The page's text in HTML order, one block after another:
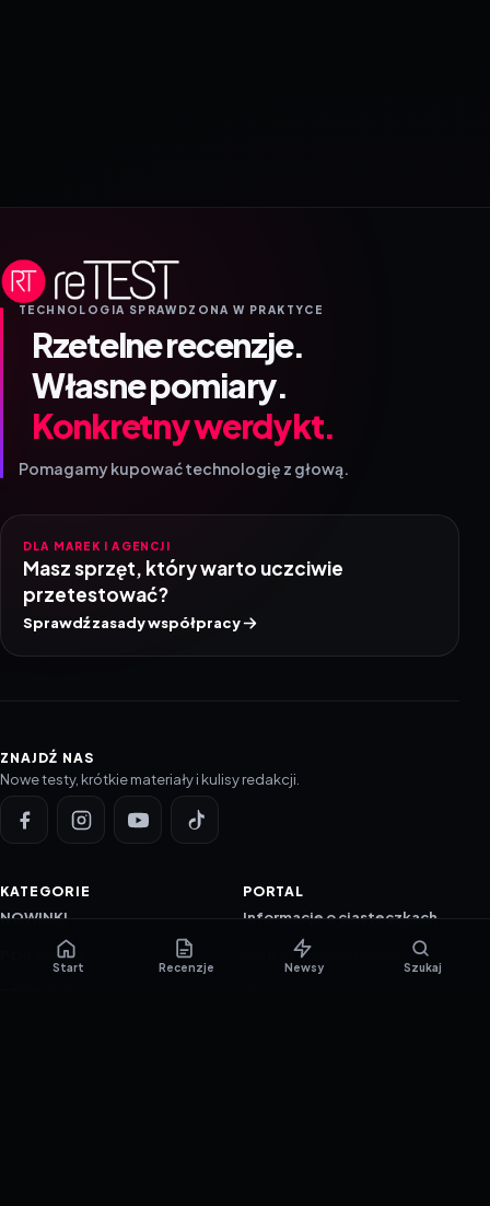
TECHNOLOGIA SPRAWDZONA W PRAKTYCE
Rzetelne recenzje.
Własne pomiary.
Konkretny werdykt.
Pomagamy kupować technologię z głową.
DLA MAREK I AGENCJI
Masz sprzęt, który warto uczciwie
przetestować?
Sprawdź zasady współpracy
ZNAJDŹ NAS
Nowe testy, krótkie materiały i kulisy redakcji.
KATEGORIE
NOWINKI
PORADNIKI
PORTAL
Informacje o ciasteczkach
Polityka prywatności
Start Recenzje Newsy Szukaj